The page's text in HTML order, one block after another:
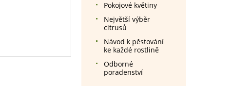
Pokojové květiny
Největší výběr
citrusů
Návod k pěstování
ke každé rostlině
Odborné
poradenství